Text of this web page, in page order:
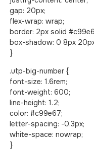
gap: 20px;
flex-wrap: wrap;
border: 2px solid
box-shadow: 0 8px
}
.utp-big-number {
font-size: 1.6rem;
font-weight: 600;
line-height: 1.2;
color: #c99e67;
letter-spacing: -0.3px;
white-space: nowrap;
}